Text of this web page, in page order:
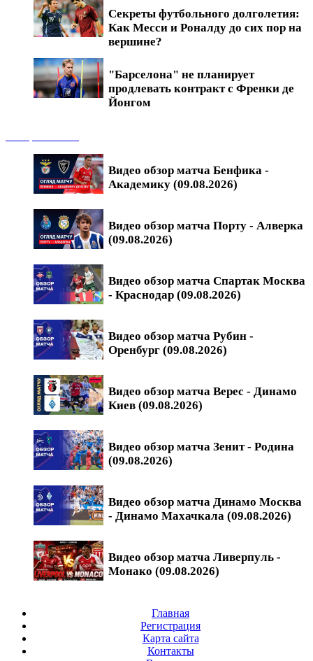
Секреты футбольного долголетия:
Как Месси и Роналду до сих пор на
вершине?
"Барселона" не планирует
продлевать контракт с Френки де
Йонгом
Видео обзор матча Бенфика -
Академику (09.08.2026)
Видео обзор матча Порту - Алверка
(09.08.2026)
Видео обзор матча Спартак Москва
- Краснодар (09.08.2026)
Видео обзор матча Рубин -
Оренбург (09.08.2026)
Видео обзор матча Верес - Динамо
Киев (09.08.2026)
Видео обзор матча Зенит - Родина
(09.08.2026)
Видео обзор матча Динамо Москва
- Динамо Махачкала (09.08.2026)
Видео обзор матча Ливерпуль -
Монако (09.08.2026)
Главная
Регистрация
Карта сайта
Контакты